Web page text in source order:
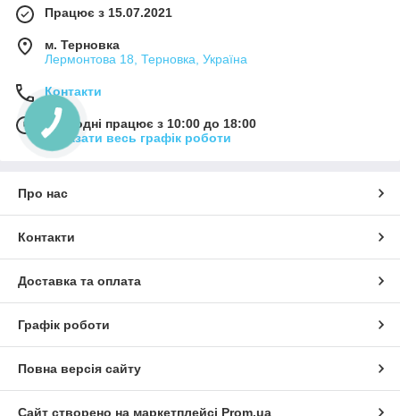
Працює з 15.07.2021
м. Терновка
Лермонтова 18, Терновка, Україна
Контакти
Сьогодні працює з 10:00 до 18:00
Показати весь графік роботи
Про нас
Контакти
Доставка та оплата
Графік роботи
Повна версія сайту
Сайт створено на маркетплейсі Prom.ua